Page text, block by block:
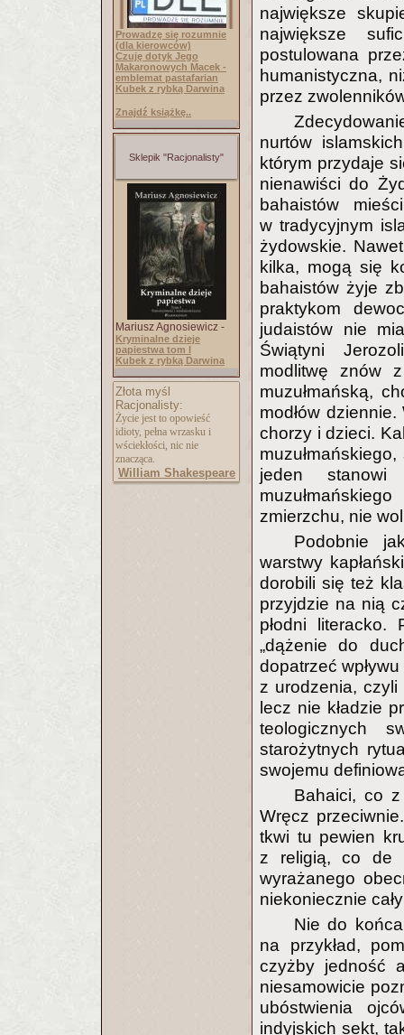
Prowadzę się rozumnie
(dla kierowców)
Czuję dotyk Jego
Makaronowych Macek -
emblemat pastafarian
Kubek z rybką Darwina
Znajdź książkę..
Sklepik "Racjonalisty"
Mariusz Agnosiewicz -
Kryminalne dzieje
papiestwa tom I
Kubek z rybką Darwina
Złota myśl
Racjonalisty:
Życie jest to opowieść
idioty, pełna wrzasku i
wściekłości, nic nie
znacząca.
William Shakespeare
największe
największe
postulowana
humanistyczna,
przez
nurtów
którym przydaje
nienawiści do
bahaistów
w tradycyjnym
żydowskie.
kilka, mogą się
bahaistów żyje
praktykom
judaistów nie
Świątyni
modlitwę znów
muzułmańską,
modłów
chorzy i dzieci.
jeden
zmierzchu, nie
Podobnie
warstwy
dorobili się też
przyjdzie na nią
płodni
„dążenie do
dopatrzeć
z urodzenia,
lecz nie kładzie
teologicznych
starożytnych
swojemu
Bahaici, co
Wręcz
tkwi tu pewien
z religią, co de
wyrażanego
niekoniecznie
Nie do
na przykład,
czyżby jedność
niesamowicie
ubóstwienia
indyjskich sekt,